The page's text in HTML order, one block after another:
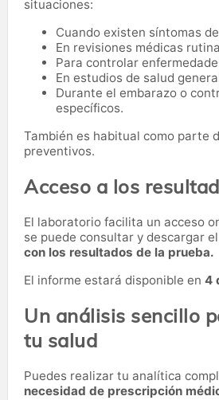
situaciones:
Cuando existen síntomas
En revisiones médicas
Para controlar
En estudios de salud
Durante el embarazo o
específicos.
También es habitual como parte
preventivos.
Acceso a los
El laboratorio facilita un acceso
se puede consultar y descargar el
con los resultados de la prueba.
El informe estará disponible en 4
Un análisis sencillo
tu salud
Puedes realizar tu analítica
necesidad de prescripción